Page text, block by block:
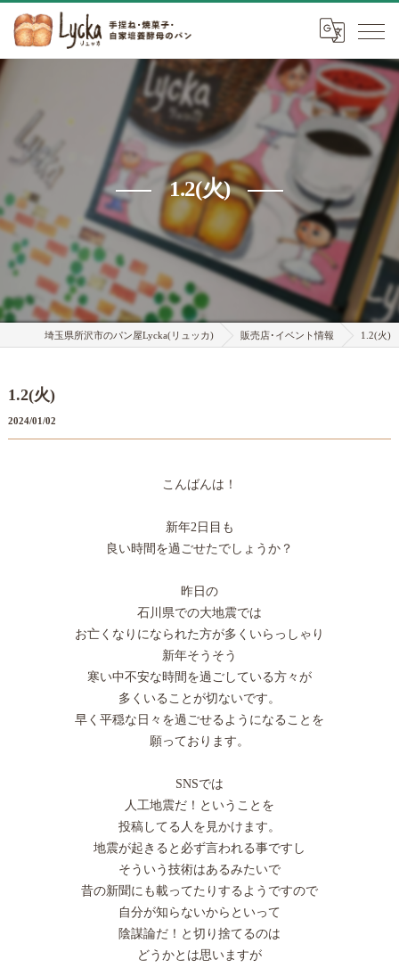
1.2(火)
埼玉県所沢市のパン屋Lycka(リュッカ) 販売店･イベント情報 1.2(火)
1.2(火)
2024/01/02
こんばんは！
新年2日目も
良い時間を過ごせたでしょうか？
昨日の
石川県での大地震では
お亡くなりになられた方が多くいらっしゃり
新年そうそう
寒い中不安な時間を過ごしている方々が
多くいることが切ないです。
早く平穏な日々を過ごせるようになることを
願っております。
SNSでは
人工地震だ！ということを
投稿してる人を見かけます。
地震が起きると必ず言われる事ですし
そういう技術はあるみたいで
昔の新聞にも載ってたりするようですので
自分が知らないからといって
陰謀論だ！と切り捨てるのは
どうかとは思いますが